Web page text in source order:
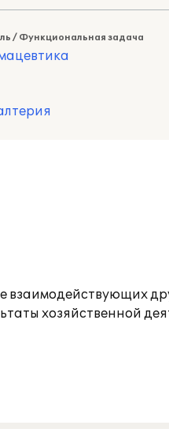
/ Функциональная задача
хозяйственной